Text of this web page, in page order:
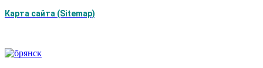
Карта сайта (Sitemap)